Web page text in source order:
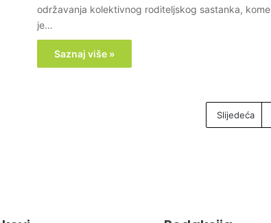
održavanja kolektivnog roditeljskog sastanka, kome
je…
Saznaj više »
Slijedeća